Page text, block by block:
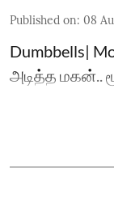
Published on: 08
Dumbbells|
அடித்த மகன்..